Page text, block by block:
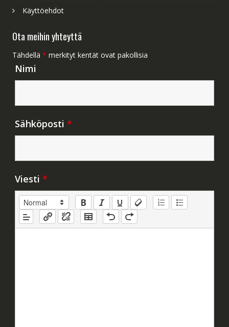
Käyttöehdot
Ota meihin yhteyttä
Tähdellä * merkityt kentät ovat pakollisia
Nimi
Sähköposti *
Viesti *